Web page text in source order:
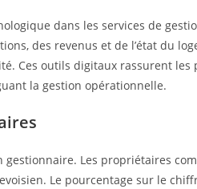
dans les services de
des revenus et de l’état du
Ces outils digitaux rassurent
la gestion opérationnelle.
Les propriétaires
Le pourcentage sur le